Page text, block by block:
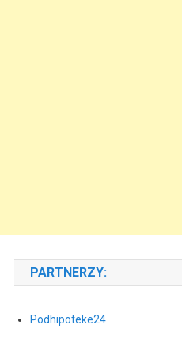
PARTNERZY:
Podhipoteke24